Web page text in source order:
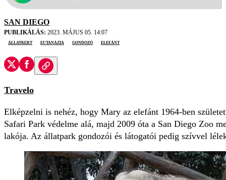
SAN DIEGO
PUBLIKÁLÁS: 2023. MÁJUS 05. 14:07
állatkert
eutanázia gondozó elefánt
Travelo
Elképzelni is nehéz, hogy Mary az elefánt 1964-ben
Safari Park védelme alá, majd 2009 óta a San Diego Zoo
lakója. Az állatpark gondozói és látogatói pedig szívvel